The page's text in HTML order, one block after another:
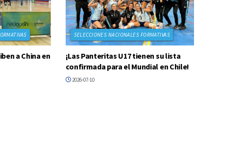
a China en
SELECCIONES NACIONALES FORMATIVAS
¡Las Panteritas U17 tienen su lista
confirmada para el Mundial en Chile!
2026-07-10